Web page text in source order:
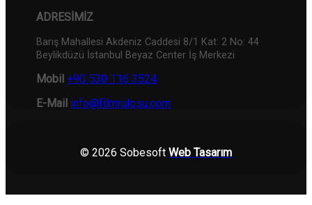
ADRESİMİZ
Barış Mahallesi Akdeniz Caddesi 8/1 Kat: 2 No: 44
Beylikdüzü İstanbul Beyaz Center İş Merkezi
Mobil +90 530 116 3524
E-Mail info@filmrulosu.com
© 2026 Sobesoft Web Tasarım